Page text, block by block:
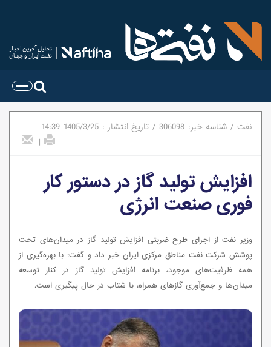
نفت / شناسه خبر: 306098
/ تاریخ انتشار : 1405/3/25
14:39
|
افزایش تولید گاز در دستور کار
فوری صنعت انرژی
وزیر نفت از اجرای طرح ضربتی افزایش تولید گاز در میدان‌های تحت
پوشش شرکت نفت مناطق مرکزی ایران خبر داد و گفت: با بهره‌گیری از
همه ظرفیت‌های موجود، برنامه افزایش تولید گاز در کنار توسعه
میدان‌ها و جمع‌آوری گازهای همراه، با شتاب در حال پیگیری است.